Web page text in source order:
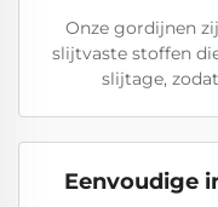
Onze gordijnen
slijtvaste stoffen
slijtage,
Eenvoudige